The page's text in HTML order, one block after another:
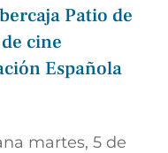
Patio de
cine
Española
martes, 5 de